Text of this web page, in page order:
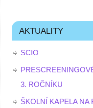
AKTUALITY
SCIO
3. ROČNÍKU
ŠKOLNÍ KAPELA NA